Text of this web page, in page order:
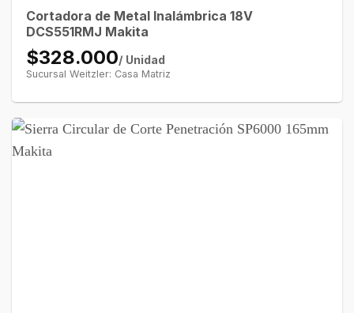
Cortadora de Metal Inalámbrica 18V
DCS551RMJ Makita
$328.000/ Unidad
Sucursal Weitzler: Casa Matriz